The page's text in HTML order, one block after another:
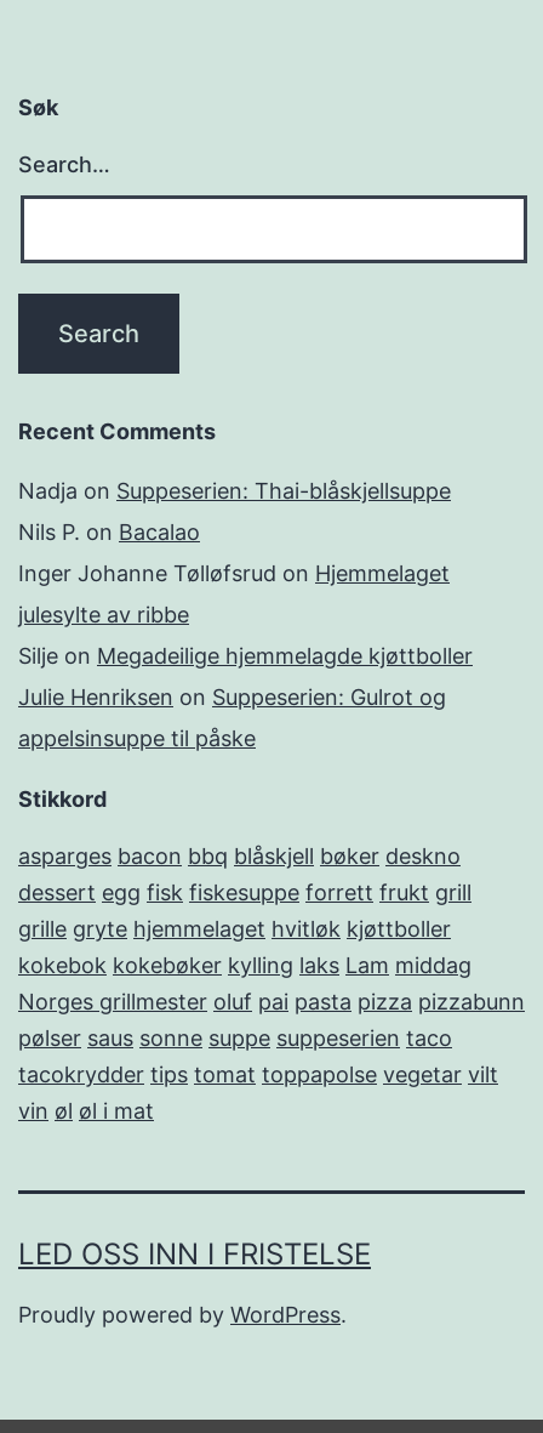
Søk
Search…
Recent Comments
Nadja on Suppeserien: Thai-blåskjellsuppe
Nils P. on Bacalao
Inger Johanne Tølløfsrud on Hjemmelaget
julesylte av ribbe
Silje on Megadeilige hjemmelagde kjøttboller
Julie Henriksen on Suppeserien: Gulrot og
appelsinsuppe til påske
Stikkord
asparges bacon bbq blåskjell bøker deskno
dessert egg fisk fiskesuppe forrett frukt grill
grille gryte hjemmelaget hvitløk kjøttboller
kokebok kokebøker kylling laks Lam middag
Norges grillmester oluf pai pasta pizza pizzabunn
pølser saus sonne suppe suppeserien taco
tacokrydder tips tomat toppapolse vegetar vilt
vin øl øl i mat
LED OSS INN I FRISTELSE
Proudly powered by WordPress.